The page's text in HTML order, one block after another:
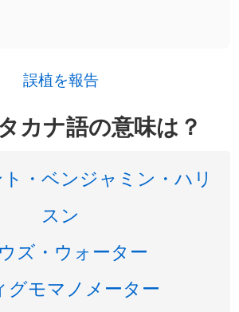
誤植を報告
カナ語の意味は？
・ベンジャミン・ハリ
スン
ズ・ウォーター
グモマノメーター